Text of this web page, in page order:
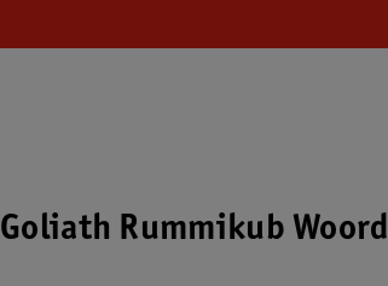
Goliath Rummikub Woord